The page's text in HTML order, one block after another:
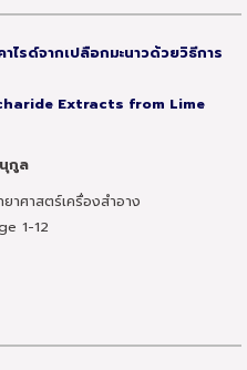
ไรด์จากเปลือกมะนาวด้วยวิธีการ
Extracts from Lime
กูล
ศาสตร์เครื่องสำอาง
1-12